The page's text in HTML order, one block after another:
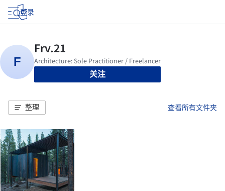
登录
关注
整理 查看所有文件夹